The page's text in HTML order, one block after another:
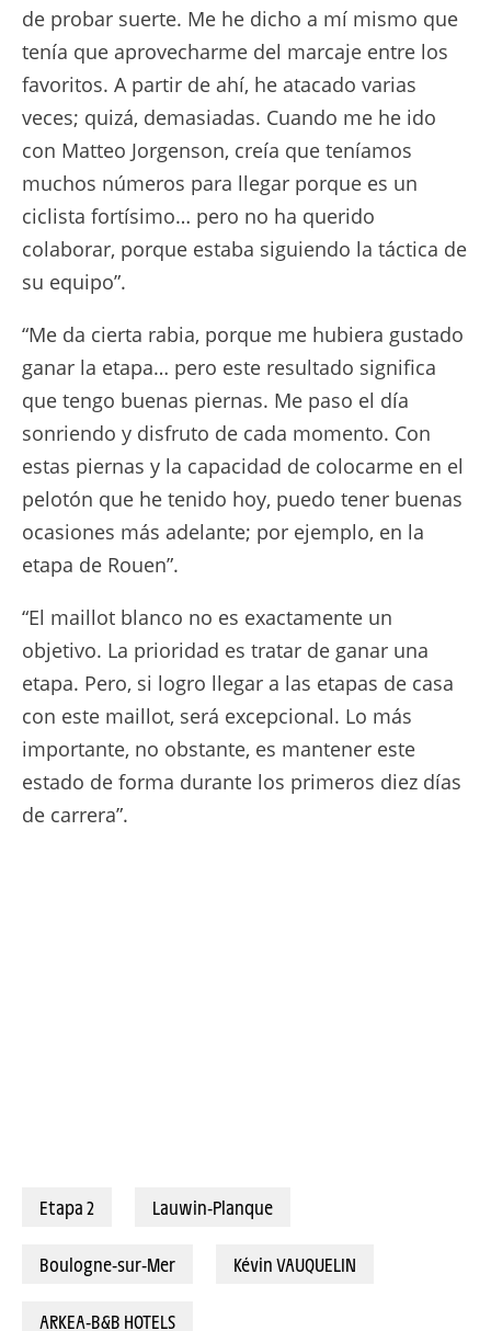
de probar suerte. Me he dicho a mí mismo que
tenía que aprovecharme del marcaje entre los
favoritos. A partir de ahí, he atacado varias
veces; quizá, demasiadas. Cuando me he ido
con Matteo Jorgenson, creía que teníamos
muchos números para llegar porque es un
ciclista fortísimo… pero no ha querido
colaborar, porque estaba siguiendo la táctica de
su equipo”.
“Me da cierta rabia, porque me hubiera gustado
ganar la etapa… pero este resultado significa
que tengo buenas piernas. Me paso el día
sonriendo y disfruto de cada momento. Con
estas piernas y la capacidad de colocarme en el
pelotón que he tenido hoy, puedo tener buenas
ocasiones más adelante; por ejemplo, en la
etapa de Rouen”.
“El maillot blanco no es exactamente un
objetivo. La prioridad es tratar de ganar una
etapa. Pero, si logro llegar a las etapas de casa
con este maillot, será excepcional. Lo más
importante, no obstante, es mantener este
estado de forma durante los primeros diez días
de carrera”.
Etapa 2 Lauwin-Planque
Boulogne-sur-Mer Kévin VAUQUELIN
ARKEA-B&B HOTELS